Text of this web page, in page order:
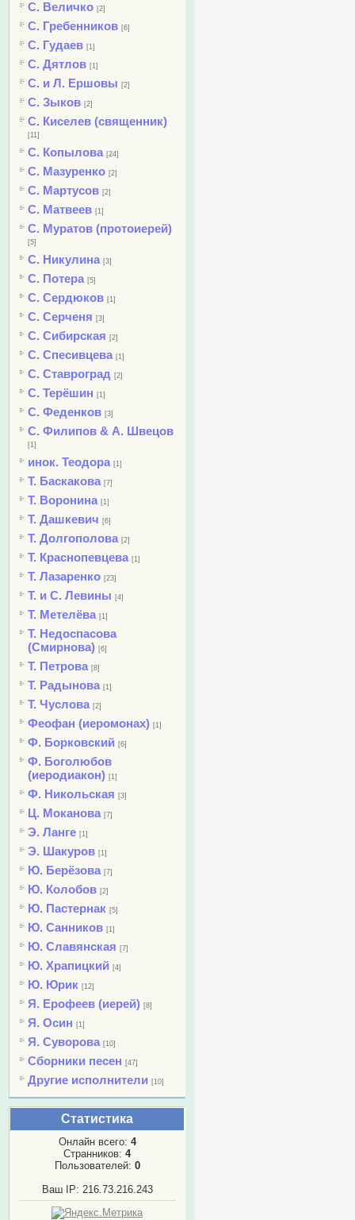
С. Величко [2]
С. Гребенников [6]
С. Гудаев [1]
С. Дятлов [1]
С. и Л. Ершовы [2]
С. Зыков [2]
С. Киселев (священник)
[11]
С. Копылова [24]
С. Мазуренко [2]
С. Мартусов [2]
С. Матвеев [1]
С. Муратов (протоиерей)
[5]
С. Никулина [3]
С. Потера [5]
С. Сердюков [1]
С. Серченя [3]
С. Сибирская [2]
С. Спесивцева [1]
С. Ставроград [2]
С. Терёшин [1]
С. Феденков [3]
С. Филипов & А. Швецов
[1]
инок. Теодора [1]
Т. Баскакова [7]
Т. Воронина [1]
Т. Дашкевич [6]
Т. Долгополова [2]
Т. Краснопевцева [1]
Т. Лазаренко [23]
Т. и С. Левины [4]
Т. Метелёва [1]
Т. Недоспасова
(Смирнова) [6]
Т. Петрова [8]
Т. Радынова [1]
Т. Чуслова [2]
Феофан (иеромонах) [1]
Ф. Борковский [6]
Ф. Боголюбов
(иеродиакон) [1]
Ф. Никольская [3]
Ц. Моканова [7]
Э. Ланге [1]
Э. Шакуров [1]
Ю. Берёзова [7]
Ю. Колобов [2]
Ю. Пастернак [5]
Ю. Санников [1]
Ю. Славянская [7]
Ю. Храпицкий [4]
Ю. Юрик [12]
Я. Ерофеев (иерей) [8]
Я. Осин [1]
Я. Суворова [10]
Сборники песен [47]
Другие исполнители [10]
Статистика
Онлайн всего: 4
Странников: 4
Пользователей: 0
Ваш IP: 216.73.216.243